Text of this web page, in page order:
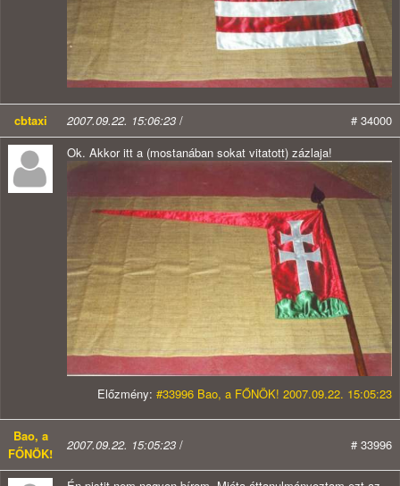
cbtaxi 2007.09.22. 15:06:23 /
# 34000
Ok. Akkor itt a (mostanában sokat vitatott) zázlaja!
Előzmény: #33996 Bao, a FŐNÖK! 2007.09.22. 15:05:23
Bao, a
FŐNÖK!
2007.09.22. 15:05:23 / # 33996